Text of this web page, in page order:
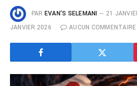
PAR EVAN'S SELEMANI 21
JANVIER 2026
AUCUN COMMENTAIRE